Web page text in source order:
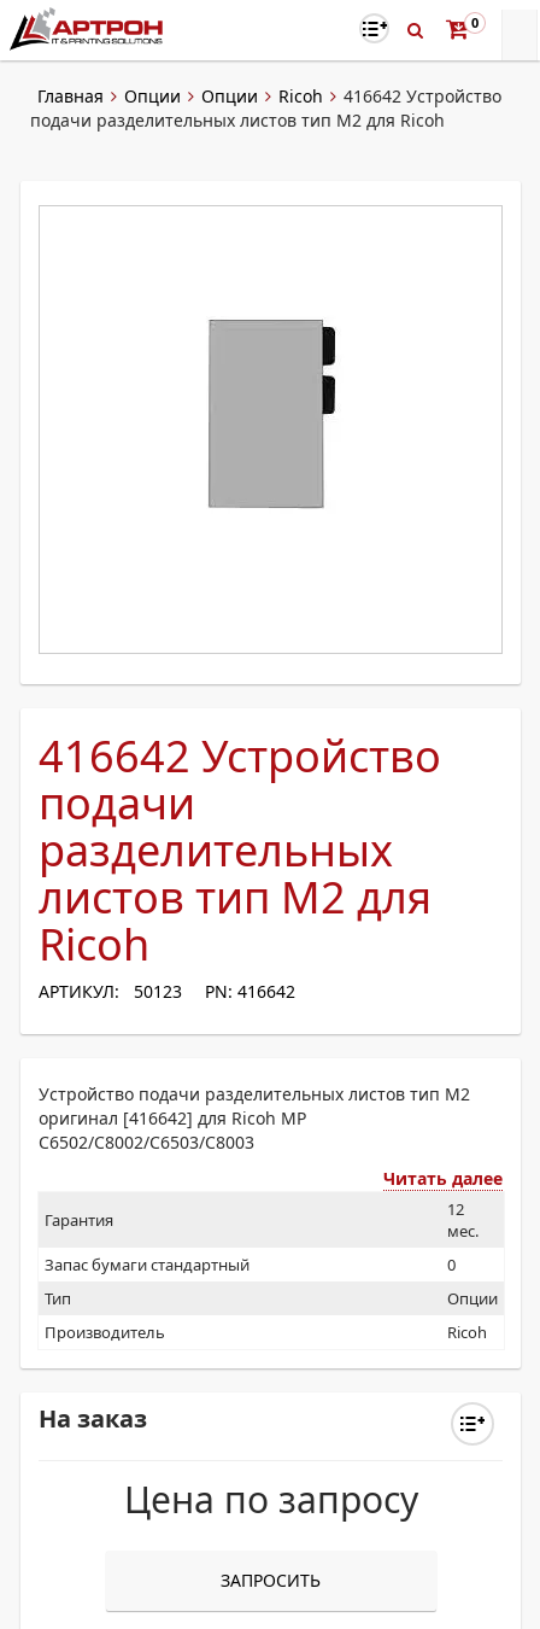
0
Главная Опции Опции Ricoh
416642 Устройство
подачи разделительных листов тип M2 для Ricoh
416642 Устройство
подачи
разделительных
листов тип M2 для
Ricoh
АРТИКУЛ: 50123 PN: 416642
Устройство подачи разделительных листов тип M2
оригинал [416642] для Ricoh MP
C6502/C8002/C6503/C8003
Читать далее
Гарантия
12
мес.
Запас бумаги стандартный
0
Тип
Опции
Производитель
Ricoh
На заказ
Цена по запросу
ЗАПРОСИТЬ